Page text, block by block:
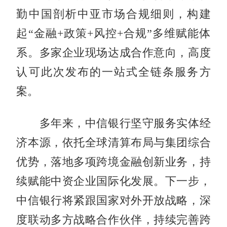
勤中国剖析中亚市场合规细则，构建
起“金融+政策+风控+合规”多维赋能体
系。多家企业现场达成合作意向，高度
认可此次发布的一站式全链条服务方
案。
多年来，中信银行坚守服务实体经
济本源，依托全球清算布局与集团综合
优势，落地多项跨境金融创新业务，持
续赋能中资企业国际化发展。下一步，
中信银行将紧跟国家对外开放战略，深
度联动多方战略合作伙伴，持续完善跨